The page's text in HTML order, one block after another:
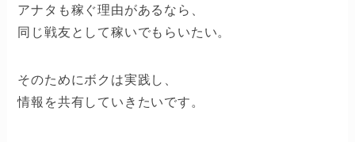
アナタも稼ぐ理由があるなら、
同じ戦友として稼いでもらいたい。
そのためにボクは実践し、
情報を共有していきたいです。